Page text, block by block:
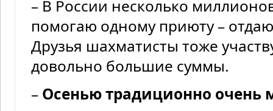
– В России несколько
помогаю одному приюту –
Друзья шахматисты тоже
довольно большие суммы.
– Осенью традиционно очень